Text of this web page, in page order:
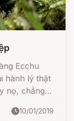
Ecchu
hành lý thật
nọ, chẳng
10/01/2019